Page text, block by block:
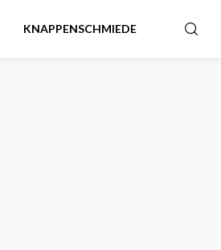
KNAPPENSCHMIEDE